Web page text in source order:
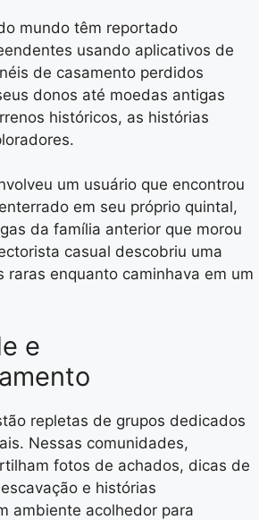
mundo têm reportado
usando aplicativos de
de casamento perdidos
donos até moedas antigas
históricos, as histórias
um usuário que encontrou
em seu próprio quintal,
da família anterior que morou
casual descobriu uma
raras enquanto caminhava em um
e
repletas de grupos dedicados
Nessas comunidades,
fotos de achados, dicas de
e histórias
ambiente acolhedor para